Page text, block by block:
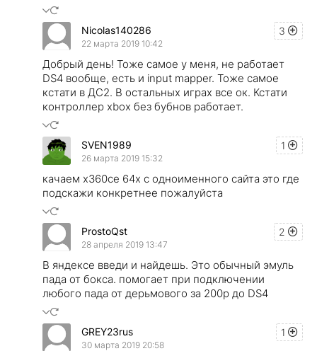
3
Nicolas140286
22 марта 2019 10:42
Добрый день! Тоже самое у меня, не работает
DS4 вообще, есть и input mapper. Тоже самое
кстати в ДС2. В остальных играх все ок. Кстати
контроллер xbox без бубнов работает.
1
SVEN1989
26 марта 2019 15:32
качаем x360ce 64x с одноименного сайта это где
подскажи конкретнее пожалуйста
2
ProstoQst
28 апреля 2019 13:47
В яндексе введи и найдешь. Это обычный эмуль
пада от бокса. помогает при подключении
любого пада от дерьмового за 200р до DS4
1
GREY23rus
30 марта 2019 20:58